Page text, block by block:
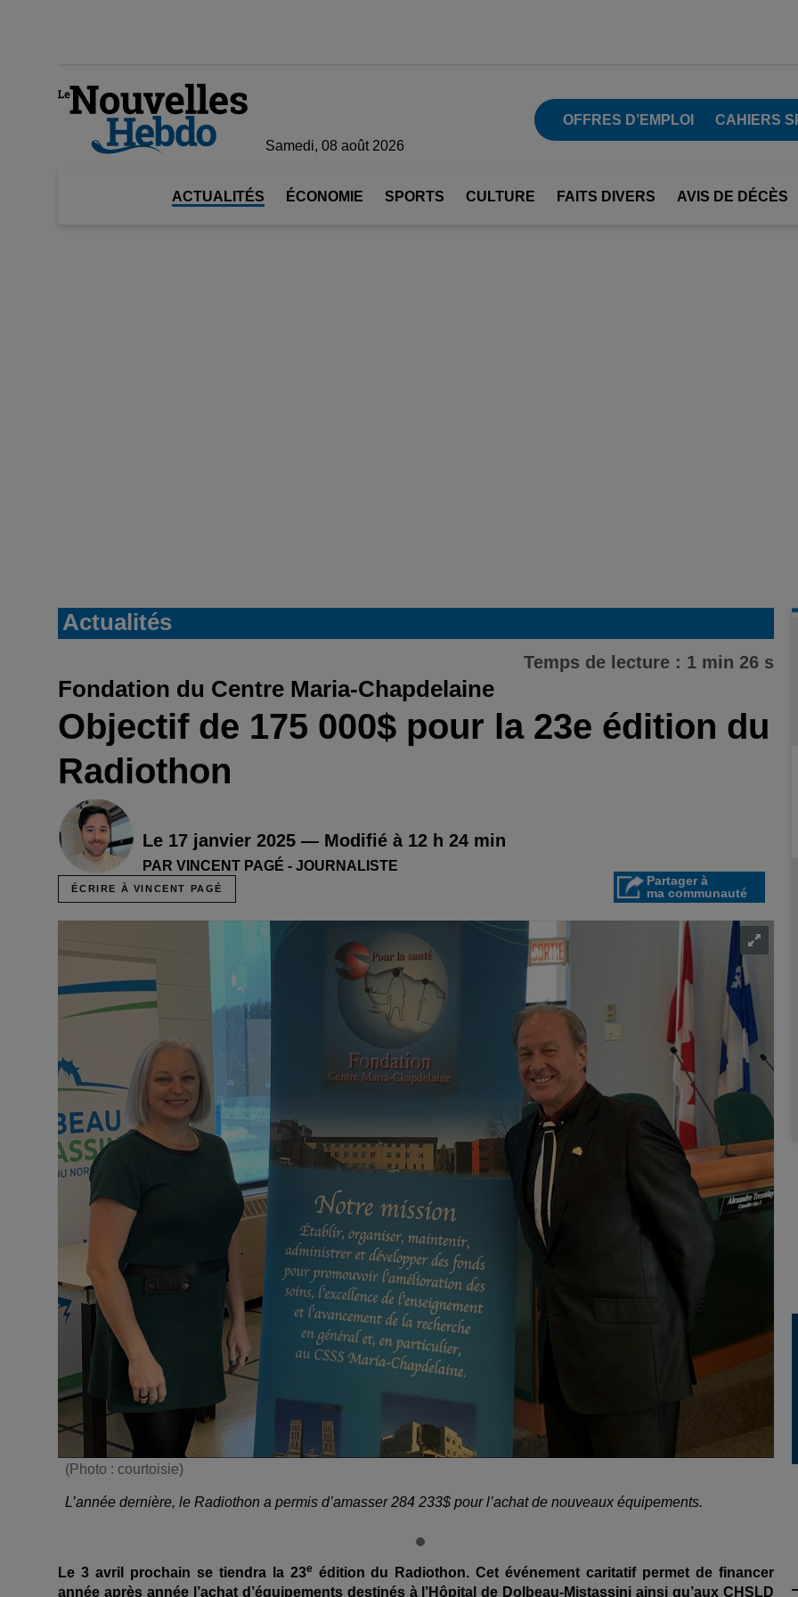
Samedi, 08 août 2026
OFFRES D’EMPLOI CAHIERS
ACTUALITÉS ÉCONOMIE SPORTS CULTURE FAITS DIVERS AVIS DE DÉCÈS
Actualités
Temps de lecture : 1 min 26 s
Fondation du Centre Maria-Chapdelaine
Objectif de 175 000$ pour la 23e édition du
Radiothon
Le 17 janvier 2025 — Modifié à 12 h 24 min
PAR VINCENT PAGÉ - JOURNALISTE
ÉCRIRE À VINCENT PAGÉ
Partager à
ma communauté
(Photo : courtoisie)
L’année dernière, le Radiothon a permis d’amasser 284 233$ pour l’achat de nouveaux équipements.
Le 3 avril prochain se tiendra la 23eédition du Radiothon. Cet événement caritatif permet de financer
année après année l’achat d’équipements destinés à l’Hôpital de Dolbeau-Mistassini ainsi qu’aux CHSLD